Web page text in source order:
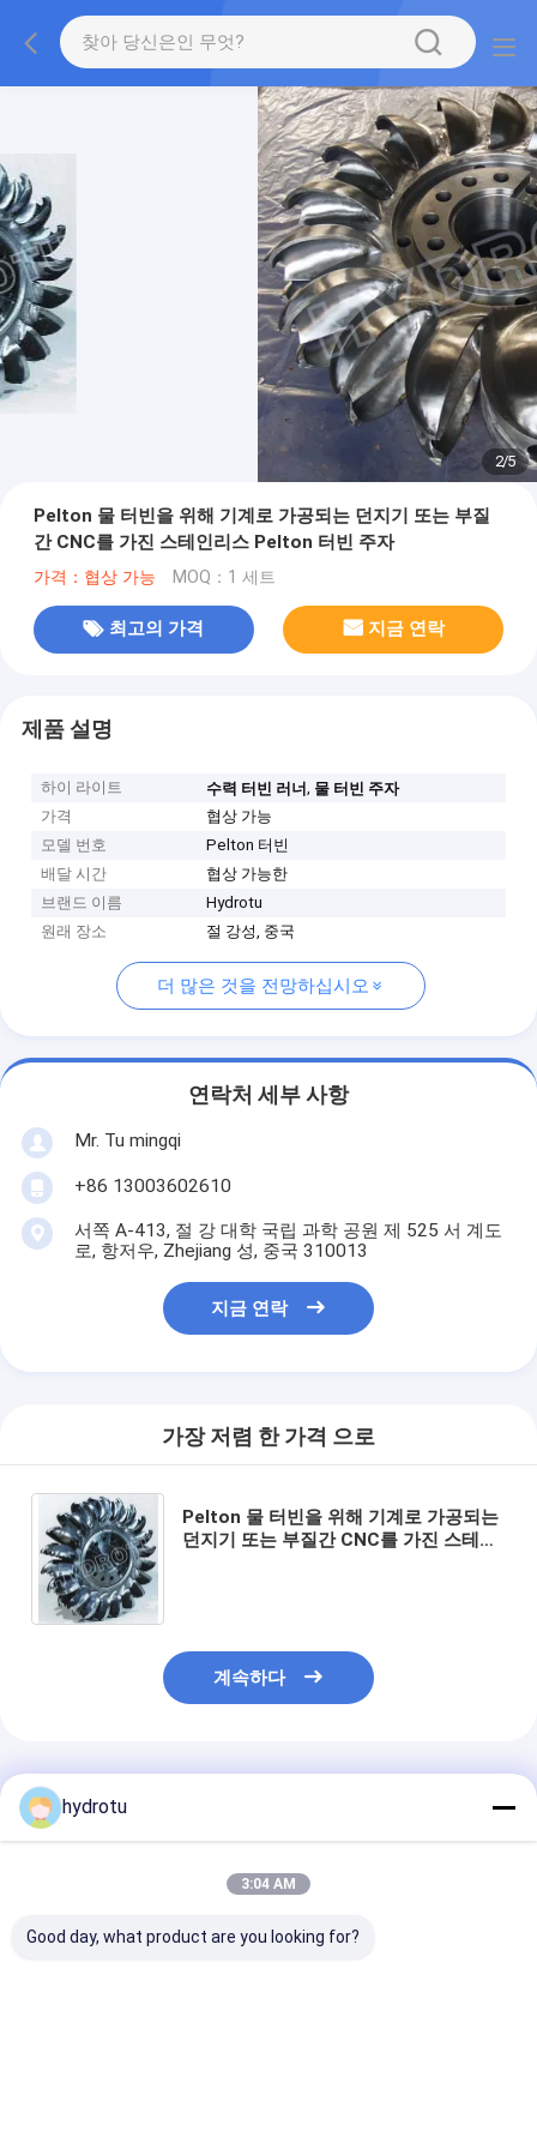
2/5
Pelton 물 터빈을 위해 기계로 가공되는 던지기 또는 부질
간 CNC를 가진 스테인리스 Pelton 터빈 주자
가격：협상 가능 MOQ：1 세트
최고의 가격 지금 연락
제품 설명
하이 라이트 수력 터빈 러너, 물 터빈 주자
가격
협상 가능
모델 번호
Pelton 터빈
배달 시간
협상 가능한
브랜드 이름
Hydrotu
원래 장소
절 강성, 중국
더 많은 것을 전망하십시오
연락처 세부 사항
Mr. Tu mingqi
+86 13003602610
서쪽 A-413, 절 강 대학 국립 과학 공원 제 525 서 계도
로, 항저우, Zhejiang 성, 중국 310013
지금 연락
가장 저렴 한 가격 으로
Pelton 물 터빈을 위해 기계로 가공되는
던지기 또는 부질간 CNC를 가진 스테인
계속하다
추천된 제품
hydrotu
3:04 AM
Good day, what product are you looking for?